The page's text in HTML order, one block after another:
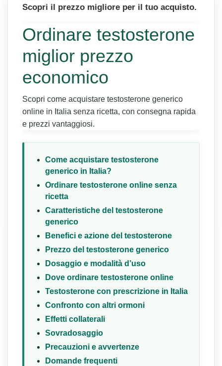
Scopri il prezzo migliore per il tuo acquisto.
Ordinare testosterone
miglior prezzo
economico
Scopri come acquistare testosterone generico
online in Italia senza ricetta, con consegna rapida
e prezzi vantaggiosi.
Come acquistare testosterone
generico in Italia?
Ordinare testosterone online senza
ricetta
Caratteristiche del testosterone
generico
Benefici e azione del testosterone
Prezzo del testosterone generico
Dosaggio e modalità d’uso
Dove ordinare testosterone online
Testosterone con prescrizione in Italia
Confronto con altri ormoni
Effetti collaterali
Sovradosaggio
Precauzioni e avvertenze
Domande frequenti